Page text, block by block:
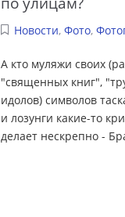
Новости, Фото,
А кто муляжи своих
"священных книг",
идолов) символов
и лозунги какие-то
делает нескрепно -